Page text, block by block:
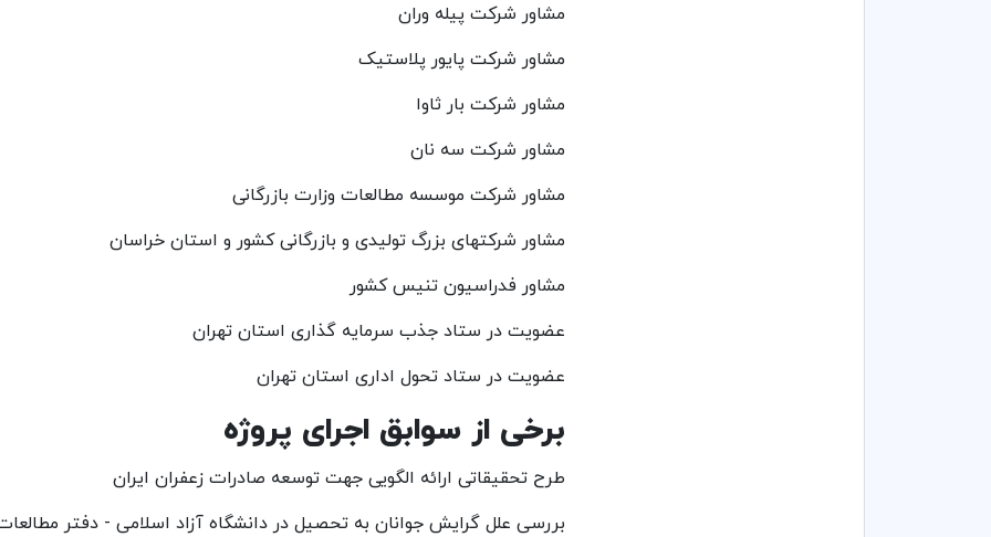
مشاور شرکت پیله وران
مشاور شرکت پایور پلاستیک
مشاور شرکت بار ثاوا
مشاور شرکت سه نان
مشاور شرکت موسسه مطالعات وزارت بازرگانی
مشاور شرکتهای بزرگ تولیدی و بازرگانی کشور و استان خراسان
مشاور فدراسیون تنیس کشور
عضویت در ستاد جذب سرمایه گذاری استان تهران
عضویت در ستاد تحول اداری استان تهران
برخی از سوابق اجرای پروژه
طرح تحقیقاتی ارائه الگویی جهت توسعه صادرات زعفران ایران
بررسی علل گرایش جوانان به تحصیل در دانشگاه آزاد اسلامی - دفتر